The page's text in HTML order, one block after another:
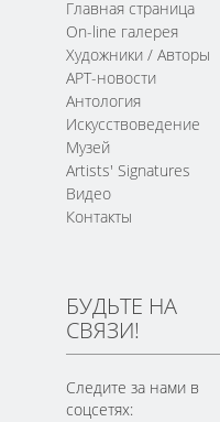
Главная страница
On-line галерея
Художники / Авторы
АРТ-новости
Антология
Искусствоведение
Музей
Artists' Signatures
Видео
Контакты
БУДЬТЕ НА
СВЯЗИ!
Следите за нами в
соцсетях: